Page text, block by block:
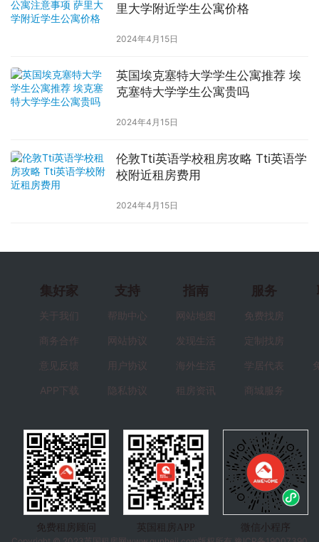
里大学附近学生公寓价格
2024年4月15日
英国埃克塞特大学学生公寓推荐 埃
克塞特大学学生公寓贵吗
2024年4月15日
伦敦Tti英语学校租房攻略 Tti英语学
校附近租房费用
2024年4月15日
集好家
关于我们
商务合作
意见反馈
APP下载
支持
帮助中心
网站协议
用户协议
隐私协议
指南
网站地图
发现生活
海外生活
租房资讯
服务
免费找房
定制找房
学居代表
商城服务
免费租房顾问 英国租房APP
微信小程序